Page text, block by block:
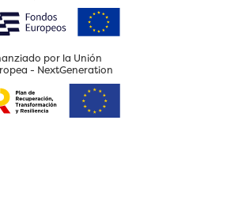
por la Unión
- NextGeneration